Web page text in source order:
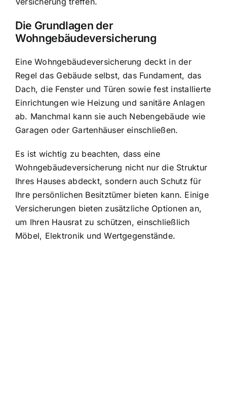
Die Grundlagen der
Wohngebäudeversicherung
Eine Wohngebäudeversicherung deckt in der
Regel das Gebäude selbst, das Fundament, das
Dach, die Fenster und Türen sowie fest installierte
Einrichtungen wie Heizung und sanitäre Anlagen
ab. Manchmal kann sie auch Nebengebäude wie
Garagen oder Gartenhäuser einschließen.
Es ist wichtig zu beachten, dass eine
Wohngebäudeversicherung nicht nur die Struktur
Ihres Hauses abdeckt, sondern auch Schutz für
Ihre persönlichen Besitztümer bieten kann. Einige
Versicherungen bieten zusätzliche Optionen an,
um Ihren Hausrat zu schützen, einschließlich
Möbel, Elektronik und Wertgegenstände.